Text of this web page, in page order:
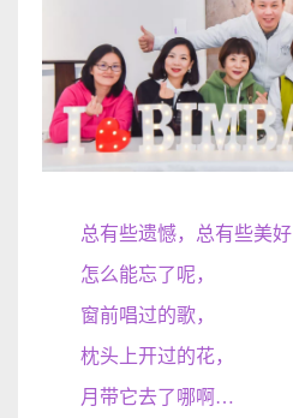
总有些遗憾，总有些美好
怎么能忘了呢 ，
窗前唱过的歌，
枕头上开过的花，
月带它去了哪啊 …